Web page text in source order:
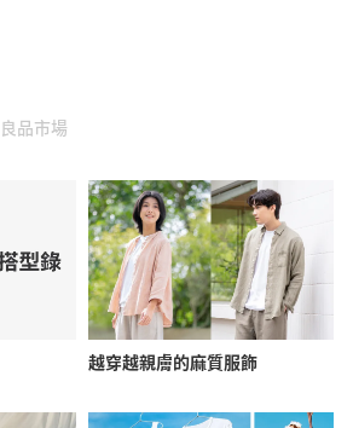
良品市場
越穿越親膚的麻質服飾